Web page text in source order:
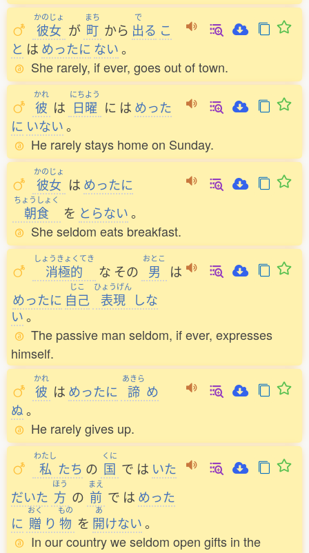
かのじょ
彼女 が
まち
町 から
で
出る こ
と は めったに ない。
She rarely, if ever, goes out of town.
かれ
彼 は
にちよう
日曜 に は めった
に いない。
He rarely stays home on Sunday.
かのじょ
彼女 は めったに
ちょうしょく
朝食 を とらない。
She seldom eats breakfast.
しょうきょくてき
消極的 な その
おとこ
男
は
めったに
じこ
自己
ひょうげん
表現 しな
い。
The passive man seldom, if ever, expresses
himself.
かれ
彼 は めったに
あきら
諦 め
ぬ。
He rarely gives up.
わたし
私 たち の
くに
国 で は いた
だいた
ほう
方 の
まえ
前 で は めった
に
おく
贈 り
もの
物 を
あ
開けない。
In our country we seldom open gifts in the